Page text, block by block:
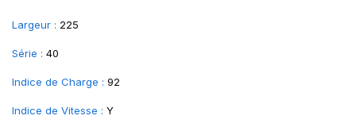
Largeur : 225
Série : 40
Indice de Charge : 92
Indice de Vitesse : Y